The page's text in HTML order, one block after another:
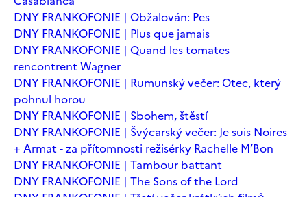
DNY FRANKOFONIE | Obžalován: Pes
DNY FRANKOFONIE | Plus que jamais
DNY FRANKOFONIE | Quand les tomates
rencontrent Wagner
DNY FRANKOFONIE | Rumunský večer: Otec, který
pohnul horou
DNY FRANKOFONIE | Sbohem, štěstí
DNY FRANKOFONIE | Švýcarský večer: Je suis Noires
+ Armat - za přítomnosti režisérky Rachelle M’Bon
DNY FRANKOFONIE | Tambour battant
DNY FRANKOFONIE | The Sons of the Lord